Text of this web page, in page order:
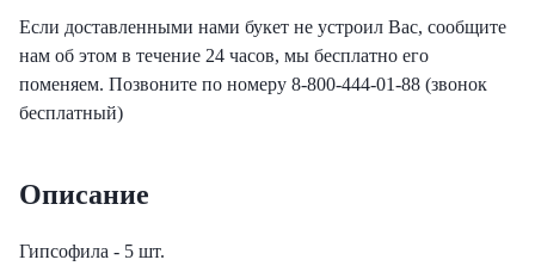
с герберами
Если доставленными нами букет не устроил Вас, сообщите
нам об этом в течение 24 часов, мы бесплатно его
поменяем. Позвоните по номеру 8-800-444-01-88 (звонок
бесплатный)
Описание
Гипсофила - 5 шт.